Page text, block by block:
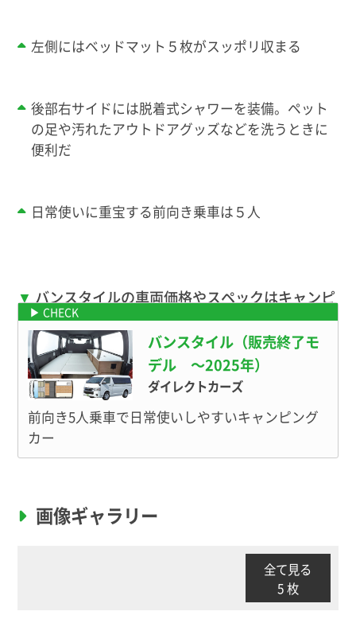
左側にはベッドマット５枚がスッポリ収まる
後部右サイドには脱着式シャワーを装備。ペット
の足や汚れたアウトドアグッズなどを洗うときに
便利だ
日常使いに重宝する前向き乗車は５人
バンスタイルの車両価格やスペックはキャンピ
ングカーカタログへ
バンスタイル（販売終了モ
デル 〜2025年）
ダイレクトカーズ
前向き5人乗車で日常使いしやすいキャンピング
カー
画像ギャラリー
全て見る
5 枚